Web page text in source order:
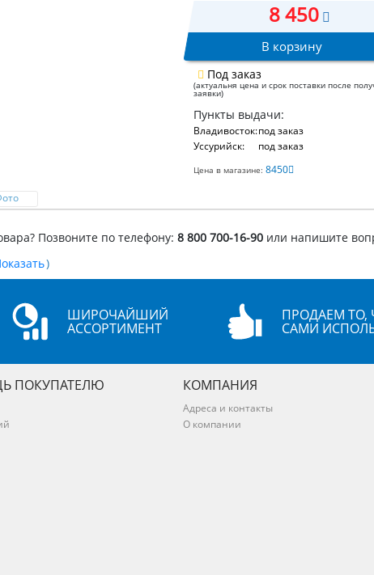
8 450
В корзину
Под заказ
(актуальня цена и срок поставки после
заявки)
Пункты выдачи:
Владивосток:под заказ
Уссурийск:
под заказ
Цена в магазине: 8450
Позвоните по телефону: 8 800 700-16-90 или напишите
)
ШИРОЧАЙШИЙ
АССОРТИМЕНТ
ПРОДАЕМ ТО,
САМИ
ПОКУПАТЕЛЮ КОМПАНИЯ
Адреса и контакты
О компании